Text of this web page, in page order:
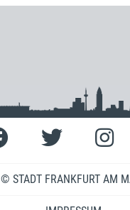
© STADT FRANKFURT AM